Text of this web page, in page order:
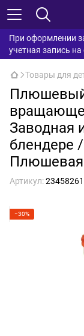
При оформлении
учетная запись на
Товары для
Заводная
блендере
Плюшевая
Артикул:
−30%